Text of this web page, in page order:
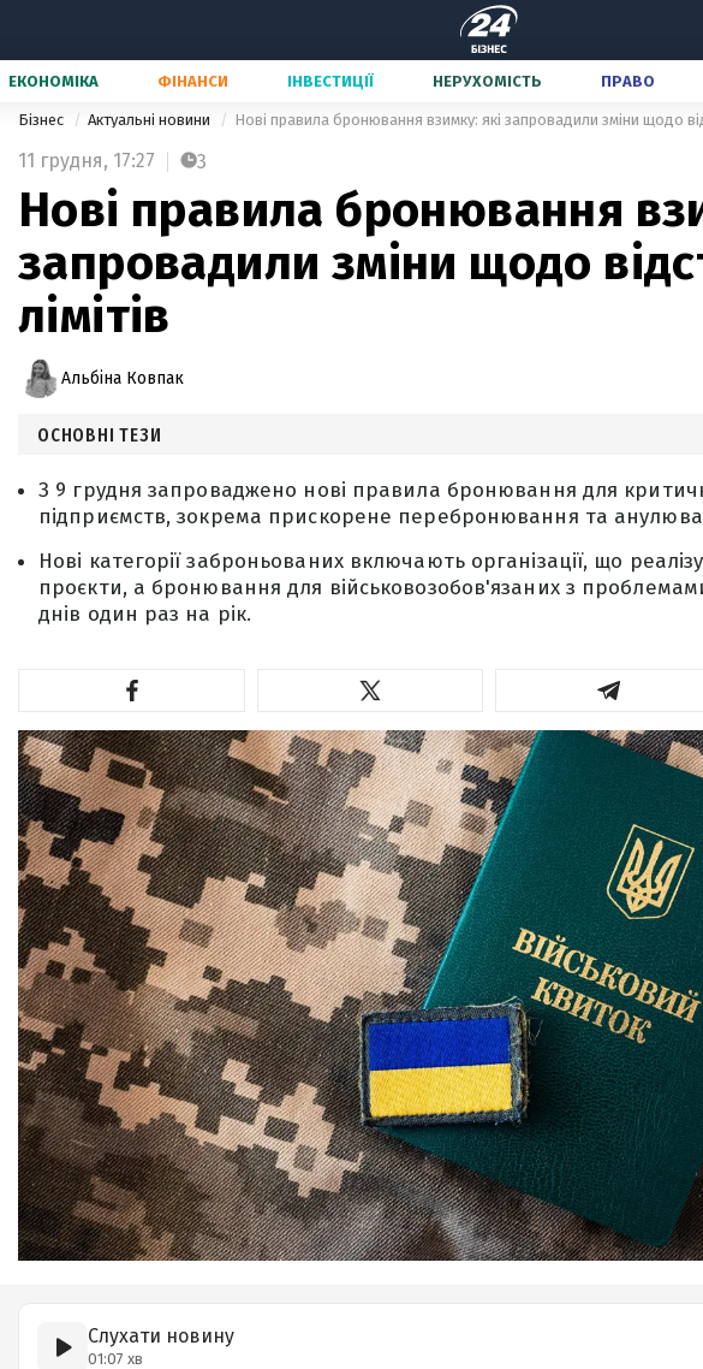
ЕКОНОМІКА ФІНАНСИ ІНВЕСТИЦІЇ НЕРУХОМІСТЬ ПРАВО
Бізнес Актуальні новини Нові правила бронювання взимку: які запровадили зміни щодо
11 грудня, 17:27 3
Нові правила бронювання
запровадили зміни щодо
лімітів
Альбіна Ковпак
ОСНОВНІ ТЕЗИ
З 9 грудня запроваджено нові правила бронювання для
підприємств, зокрема прискорене перебронювання та
Нові категорії заброньованих включають організації, що
проєкти, а бронювання для військовозобов'язаних з
днів один раз на рік.
Слухати новину
01:07 хв